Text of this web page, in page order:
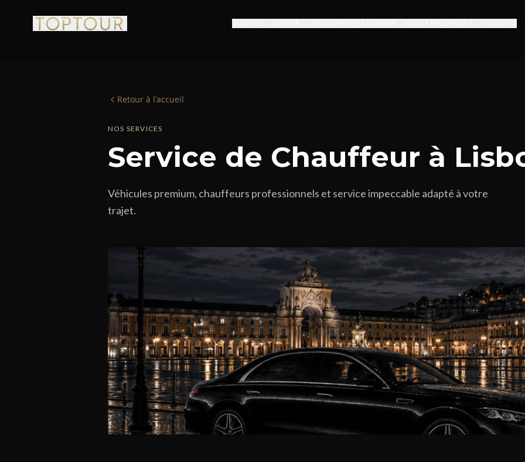
Retour à l'accueil
NOS SERVICES
Service de Chauffeur à
Véhicules premium, chauffeurs professionnels et service impeccable adapté à votre
trajet.